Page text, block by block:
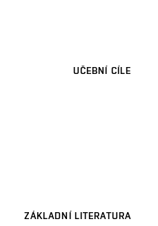
UČEBNÍ CÍLE
ZÁKLADNÍ LITERATURA